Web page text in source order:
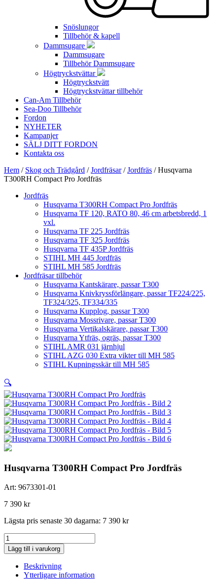
Snöslungor
Tillbehör & kapell
Dammsugare
Dammsugare
Tillbehör Dammsugare
Högtryckstvättar
Högtryckstvätt
Högtryckstvättar tillbehör
Can-Am Tillbehör
Sea-Doo Tillbehör
Fordon
NYHETER
Kampanjer
SÄLJ DITT FORDON
Kontakta oss
Hem / Skog och Trädgård /Jordfräsar/Jordfräs / Husqvarna
T300RH Compact Pro Jordfräs
Jordfräs
Husqvarna T300RH Compact Pro Jordfräs
Husqvarna TF 120, RATO 80, 46 cm arbetsbredd, 1
vxl.
Husqvarna TF 225 Jordfräs
Husqvarna TF 325 Jordfräs
Husqvarna TF 435P Jordfräs
STIHL MH 445 Jordfräs
STIHL MH 585 Jordfräs
Jordfräsar tillbehör
Husqvarna Kantskärare, passar T300
Husqvarna Knivkryssförlängare, passar TF224/225,
TF324/325, TF334/335
Husqvarna Kupplog, passar T300
Husqvarna Mossrivare, passar T300
Husqvarna Vertikalskärare, passar T300
Husqvarna Ytfräs, ogräs, passar T300
STIHL AMR 031 järnhjul
STIHL AZG 030 Extra vikter till MH 585
STIHL Kupningsskär till MH 585
🔍
Husqvarna T300RH Compact Pro Jordfräs
Art: 9673301-01
7 390 kr
Lägsta pris senaste 30 dagarna: 7 390 kr
Husqvarna
T300RH
Compact
Jordfräs
mängd
Lägg till i varukorg
Beskrivning
Ytterligare information